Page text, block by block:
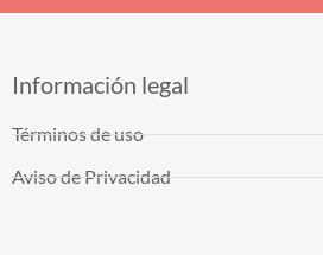
Información legal
Términos de uso
Aviso de Privacidad